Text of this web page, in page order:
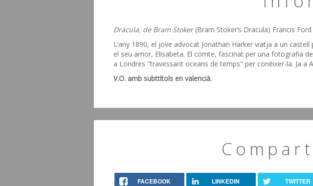
Drácula, de Bram Stoker(Bram Stoker’s Dracula) Francis
L’any 1890, el jove advocat Jonathan Harker viatja a un
el seu amor, Elisabeta. El comte, fascinat per una fotografia
a Londres "travessant oceans de temps" per conèixer-la. Ja
V.O. amb subttítols en valencià.
FACEBOOK LINKEDIN TWITTER